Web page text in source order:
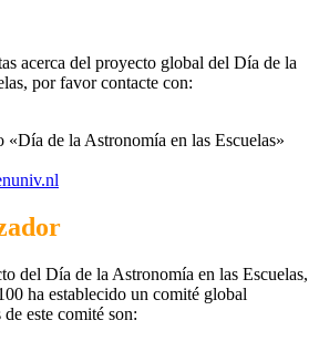
acerca del proyecto global del Día de la
por favor contacte con:
«Día de la Astronomía en las Escuelas»
del Día de la Astronomía en las Escuelas,
ha establecido un comité global
este comité son: